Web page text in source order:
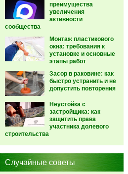
преимущества
увеличения
активности
сообщества
Монтаж пластикового
окна: требования к
установке и основные
этапы работ
Засор в раковине: как
быстро устранить и не
допустить повторения
Неустойка с
застройщика: как
защитить права
участника долевого
строительства
Случайные советы